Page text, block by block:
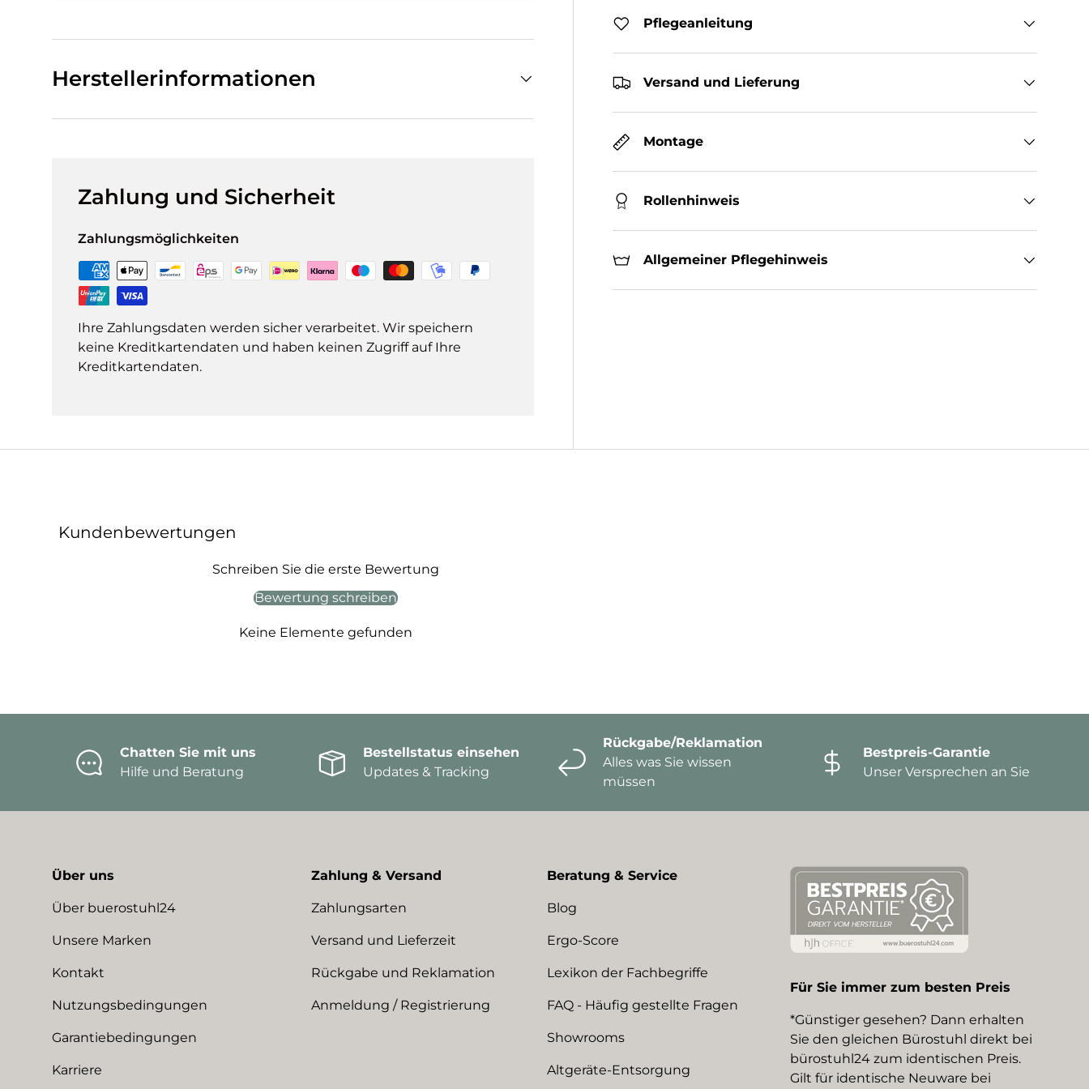
Pflegeanleitung
Versand und Lieferung
Montage
Rollenhinweis
Allgemeiner Pflegehinweis
Herstellerinformationen
Zahlung und Sicherheit
Zahlungsmöglichkeiten
Ihre Zahlungsdaten werden sicher verarbeitet. Wir speichern
keine Kreditkartendaten und haben keinen Zugriff auf Ihre
Kreditkartendaten.
Kundenbewertungen
Schreiben Sie die erste Bewertung
Bewertung schreiben
Keine Elemente gefunden
Chatten Sie mit uns
Hilfe und Beratung
Bestellstatus einsehen
Updates & Tracking
Rückgabe/Reklamation
Alles was Sie wissen
müssen
Bestpreis-Garantie
Unser Versprechen an Sie
Über uns
Über buerostuhl24
Unsere Marken
Kontakt
Nutzungsbedingungen
Garantiebedingungen
Karriere
Zahlung & Versand
Zahlungsarten
Versand und Lieferzeit
Rückgabe und Reklamation
Anmeldung / Registrierung
Beratung & Service
Blog
Ergo-Score
Lexikon der Fachbegriffe
FAQ - Häufig gestellte Fragen
Showrooms
Altgeräte-Entsorgung
Für Sie immer zum besten Preis
*Günstiger gesehen? Dann erhalten
Sie den gleichen Bürostuhl direkt bei
bürostuhl24 zum identischen Preis.
Gilt für identische Neuware bei